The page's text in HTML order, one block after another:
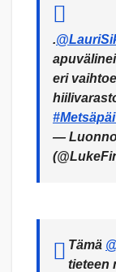
.
eri
—
Tämä
tieteen